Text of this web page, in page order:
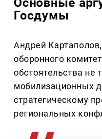
Госдумы
Андрей
оборонного
обстоятельства не
мобилизационных
стратегическому
региональных